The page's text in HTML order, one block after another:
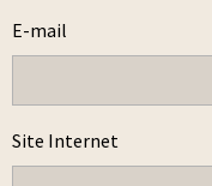
E-mail
Site Internet